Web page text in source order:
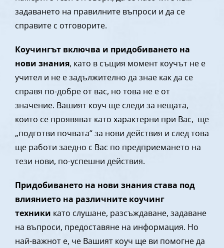
задаването на правилните въпроси и да се
справите с отговорите.
Коучингът включва и придобиването на
нови знания, като в същия момент коучът не е
учител и не е задължително да знае как да се
справя по-добре от вас, но това не е от
значение. Вашият коуч ще следи за нещата,
които се проявяват като характерни при Вас, ще
„подготви почвата“ за нови действия и след това
ще работи заедно с Вас по предприемането на
тези нови, по-успешни действия.
Придобиването на нови знания става под
влиянието на различните коучинг
техники като слушане, разсъждаване, задаване
на въпроси, предоставяне на информация. Но
най-важнот е, че Вашият коуч ще ви помогне да